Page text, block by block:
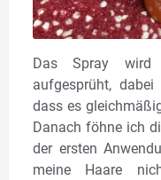
Das Spray wird
aufgesprüht,
dass es
Danach föhne ich
der ersten
meine Haare